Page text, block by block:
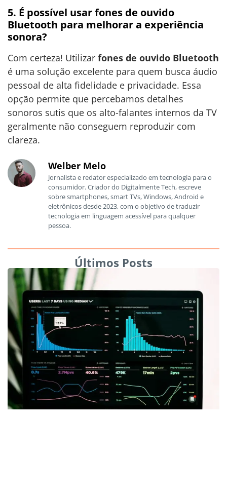
5. É possível usar fones de ouvido
Bluetooth para melhorar a experiência
sonora?
Com certeza! Utilizar fones de ouvido Bluetooth
é uma solução excelente para quem busca áudio
pessoal de alta fidelidade e privacidade. Essa
opção permite que percebamos detalhes
sonoros sutis que os alto-falantes internos da TV
geralmente não conseguem reproduzir com
clareza.
Welber Melo
Jornalista e redator especializado em tecnologia para o
consumidor. Criador do Digitalmente Tech, escreve
sobre smartphones, smart TVs, Windows, Android e
eletrônicos desde 2023, com o objetivo de traduzir
tecnologia em linguagem acessível para qualquer
pessoa.
Últimos Posts